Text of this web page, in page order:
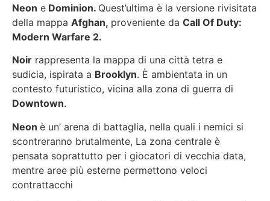
Neon e Dominion. Quest’ultima è la versione rivisitata
della mappa Afghan, proveniente da Call Of Duty:
Modern Warfare 2.
Noir rappresenta la mappa di una città tetra e
sudicia, ispirata a Brooklyn. È ambientata in un
contesto futuristico, vicina alla zona di guerra di
Downtown.
Neon è un’ arena di battaglia, nella quali i nemici si
scontreranno brutalmente, La zona centrale è
pensata soprattutto per i giocatori di vecchia data,
mentre aree più esterne permettono veloci
contrattacchi